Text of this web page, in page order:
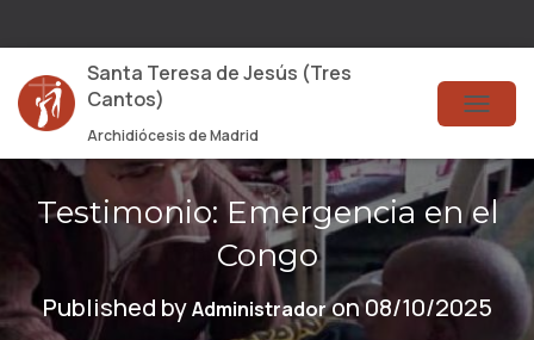
Santa Teresa de Jesús (Tres
Cantos)
Archidiócesis de Madrid
T
O
G
G
E
Testimonio: Emergencia en el
Congo
Published byAdministradoron08/10/2025